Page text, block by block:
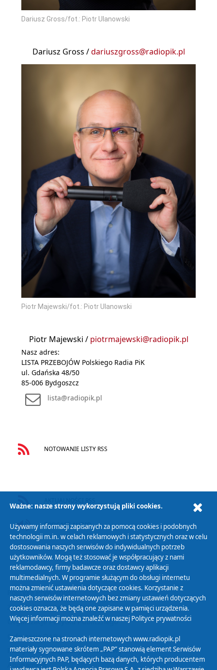
Dariusz Gross/fot.: Piotr Ulanowski
Dariusz Gross /dariuszgross@radiopik.pl
Piotr Majewski/fot.: Piotr Ulanowski
Piotr Majewski / piotrmajewski@radiopik.pl
Nasz adres:
LISTA PRZEBOJÓW Polskiego Radia PiK
ul. Gdańska 48/50
85-006 Bydgoszcz
lista@radiopik.pl
NOTOWANIE LISTY RSS
PODCAST AUDIO
Polityka Prywatności
Zasady korzystania z Serwisu
Organizacje Pożytku Publicznego
Cyfryzacja DAB+
Polityka ochrony danych osobowych
Abonament
Ważne: nasze strony wykorzystują pliki cookies.
Używamy informacji zapisanych za pomocą cookies i podobnych
technologii m.in. w celach reklamowych i statystycznych oraz w celu
dostosowania naszych serwisów do indywidualnych potrzeb
użytkowników. Mogą też stosować je współpracujący z nami
reklamodawcy, firmy badawcze oraz dostawcy aplikacji
multimedialnych. W programie służącym do obsługi internetu
można zmienić ustawienia dotyczące cookies. Korzystanie z
naszych serwisów internetowych bez zmiany ustawień dotyczących
cookies oznacza, że będą one zapisane w pamięci urządzenia.
Więcej informacji można znaleźć w naszej Polityce prywatności
Zamieszczone na stronach internetowych www.radiopik.pl
materiały sygnowane skrótem „PAP” stanowią element Serwisów
Informacyjnych PAP, będących bazą danych, których producentem